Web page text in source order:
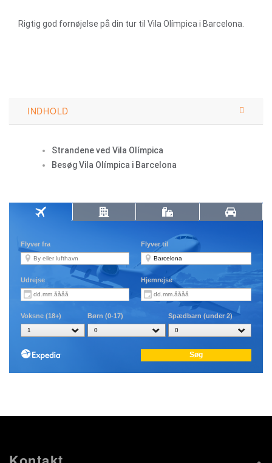
Rigtig god fornøjelse på din tur til Vila Olímpica i Barcelona.
INDHOLD
Strandene ved Vila Olímpica
Besøg Vila Olímpica i Barcelona